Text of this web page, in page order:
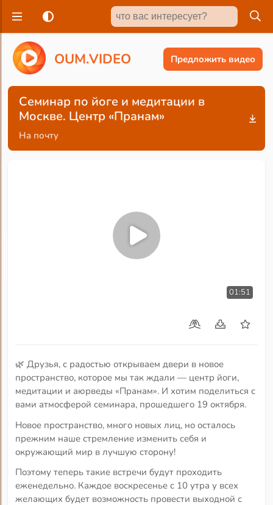
OUM.VIDEO Предложить видео
Семинар по йоге и медитации в
Москве. Центр «Пранам»
На почту
01:51
🌿 Друзья, с радостью открываем двери в новое
пространство, которое мы так ждали — центр йоги,
медитации и аюрведы «Пранам». И хотим поделиться с
вами атмосферой семинара, прошедшего 19 октября.
Новое пространство, много новых лиц, но осталось
прежним наше стремление изменить себя и
окружающий мир в лучшую сторону!
Поэтому теперь такие встречи будут проходить
еженедельно. Каждое воскресенье с 10 утра у всех
желающих будет возможность провести выходной с